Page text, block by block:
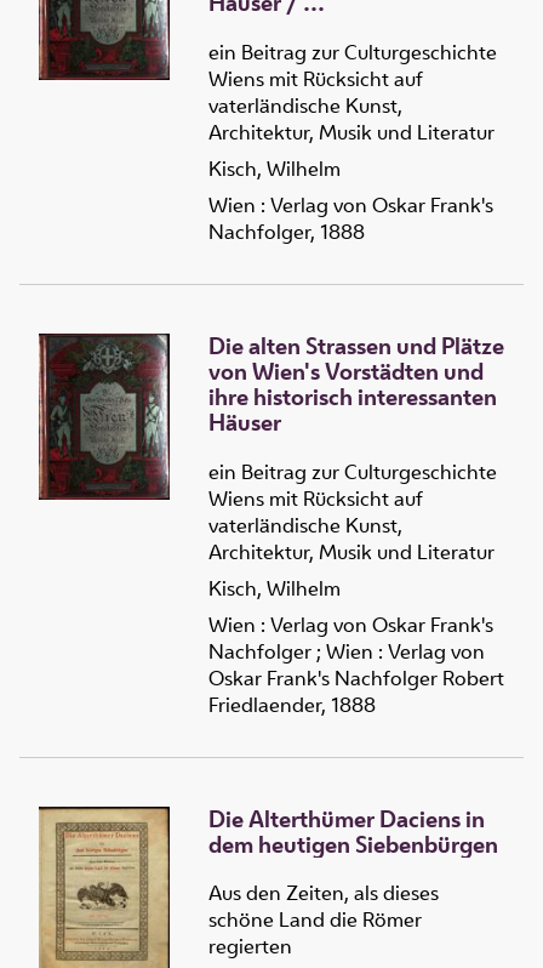
Plätze von Wien's
Vorstädten und ihre
historisch interessanten
Häuser
ein Beitrag zur Culturgeschichte
Wiens mit Rücksicht auf
vaterländische Kunst,
Architektur, Musik und Literatur
Kisch, Wilhelm
Wien : Verlag von Oskar Frank's
Nachfolger, 1888
Die alten Strassen und Plätze
von Wien's Vorstädten und
ihre historisch interessanten
Häuser
ein Beitrag zur Culturgeschichte
Wiens mit Rücksicht auf
vaterländische Kunst,
Architektur, Musik und Literatur
Kisch, Wilhelm
Wien : Verlag von Oskar Frank's
Nachfolger ; Wien : Verlag von
Oskar Frank's Nachfolger Robert
Friedlaender, 1888
Die Alterthümer Daciens in
dem heutigen Siebenbürgen
Aus den Zeiten, als dieses
schöne Land die Römer
regierten